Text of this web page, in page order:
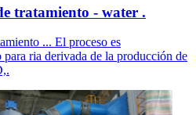
tratamiento - water .
... El proceso es
para ria derivada de la producción de